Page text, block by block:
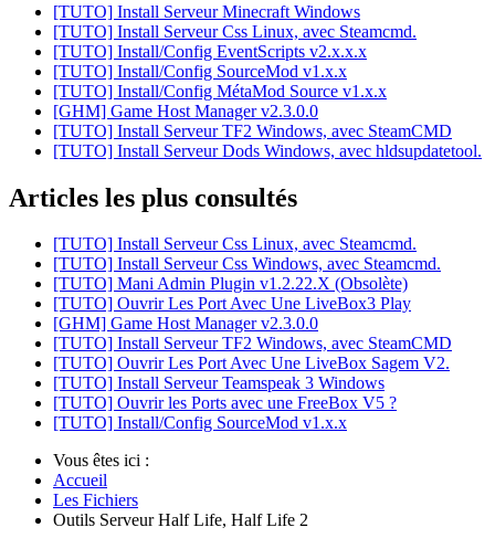
[TUTO] Install Serveur Minecraft Windows
[TUTO] Install Serveur Css Linux, avec Steamcmd.
[TUTO] Install/Config EventScripts v2.x.x.x
[TUTO] Install/Config SourceMod v1.x.x
[TUTO] Install/Config MétaMod Source v1.x.x
[GHM] Game Host Manager v2.3.0.0
[TUTO] Install Serveur TF2 Windows, avec SteamCMD
[TUTO] Install Serveur Dods Windows, avec hldsupdatetool.
Articles les plus consultés
[TUTO] Install Serveur Css Linux, avec Steamcmd.
[TUTO] Install Serveur Css Windows, avec Steamcmd.
[TUTO] Mani Admin Plugin v1.2.22.X (Obsolète)
[TUTO] Ouvrir Les Port Avec Une LiveBox3 Play
[GHM] Game Host Manager v2.3.0.0
[TUTO] Install Serveur TF2 Windows, avec SteamCMD
[TUTO] Ouvrir Les Port Avec Une LiveBox Sagem V2.
[TUTO] Install Serveur Teamspeak 3 Windows
[TUTO] Ouvrir les Ports avec une FreeBox V5 ?
[TUTO] Install/Config SourceMod v1.x.x
Vous êtes ici :
Accueil
Les Fichiers
Outils Serveur Half Life, Half Life 2